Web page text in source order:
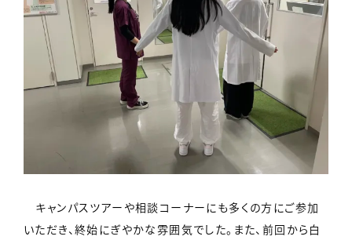
キャンパスツアーや相談コーナーにも多くの方にご参加
いただき、終始にぎやかな雰囲気でした。また、前回から白